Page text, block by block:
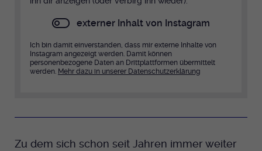
externer Inhalt von Instagram
Ich bin damit einverstanden, dass mir externe Inhalte von
Instagram angezeigt werden. Damit können
personenbezogene Daten an Drittplattformen übermittelt
werden. Mehr dazu in unserer Datenschutzerklärung
Zu dem sich schon seit Jahren immer weiter
cookie_optin-[n]
Anbieter EKHN
Einstellungen. Eine optionale Nummer